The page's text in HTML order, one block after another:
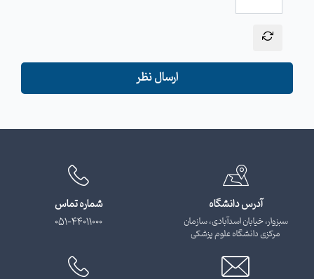
ارسال نظر
آدرس دانشگاه
سبزوار، خیابان اسدآبادی، سازمان
مرکزی دانشگاه علوم پزشکی
شماره تماس
051-44011000